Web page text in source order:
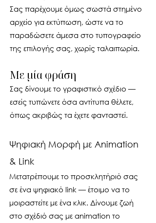
Σας παρέχουμε όμως σωστά στημένο
αρχείο για εκτύπωση, ώστε να το
παραδώσετε άμεσα στο τυπογραφείο
της επιλογής σας, χωρίς ταλαιπωρία.
Με μία φράση
Σας δίνουμε το γραφιστικό σχέδιο —
εσείς τυπώνετε όσα αντίτυπα θέλετε,
όπως ακριβώς τα έχετε φανταστεί.
Ψηφιακή Μορφή με Animation
& Link
Μετατρέπουμε το προσκλητήριό σας
σε ένα ψηφιακό link — έτοιμο να το
μοιραστείτε με ένα κλικ. Δίνουμε ζωή
στο σχέδιό σας με animation το